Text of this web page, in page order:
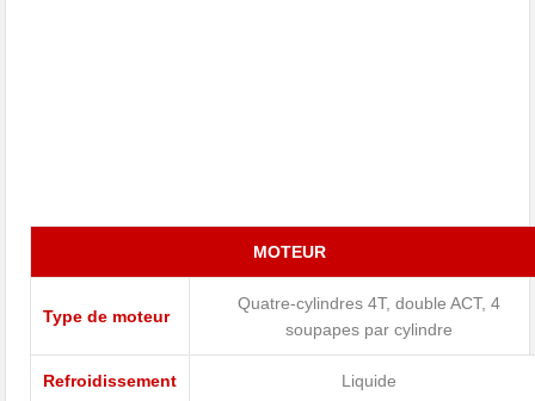
MOTEUR
Type de moteur
Quatre-cylindres 4T, double ACT, 4
soupapes par cylindre
Refroidissement Liquide